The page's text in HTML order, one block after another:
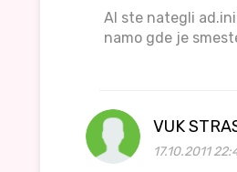
Al ste nategli
namo gde je
VUK
17.10.2011